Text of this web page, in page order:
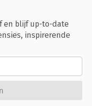
en blijf up-to-date
inspirerende